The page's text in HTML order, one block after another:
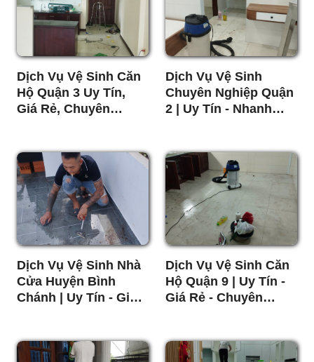
Dịch Vụ Vệ Sinh Căn
Hộ Quận 3 Uy Tín,
Giá Rẻ, Chuyên
Dịch Vụ Vệ Sinh
Chuyên Nghiệp Quận
2 | Uy Tín - Nhanh
Dịch Vụ Vệ Sinh Nhà
Cửa Huyện Bình
Chánh | Uy Tín - Giá
Dịch Vụ Vệ Sinh Căn
Hộ Quận 9 | Uy Tín -
Giá Rẻ - Chuyên